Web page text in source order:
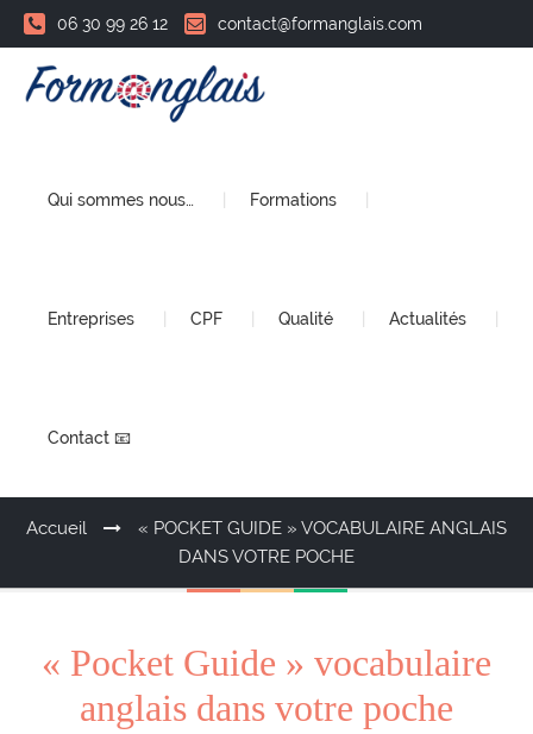
06 30 99 26 12 contact@formanglais.com
Qui sommes nous… Formations
Entreprises CPF Qualité Actualités
Contact 📧
Accueil
« POCKET GUIDE » VOCABULAIRE ANGLAIS
DANS VOTRE POCHE
« Pocket Guide » vocabulaire
anglais dans votre poche